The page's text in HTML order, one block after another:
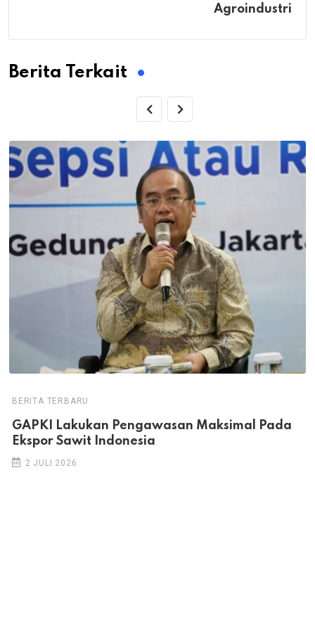
Agroindustri
Berita Terkait
BERITA TERBARU
GAPKI Lakukan Pengawasan Maksimal Pada
Ekspor Sawit Indonesia
2 JULI 2026